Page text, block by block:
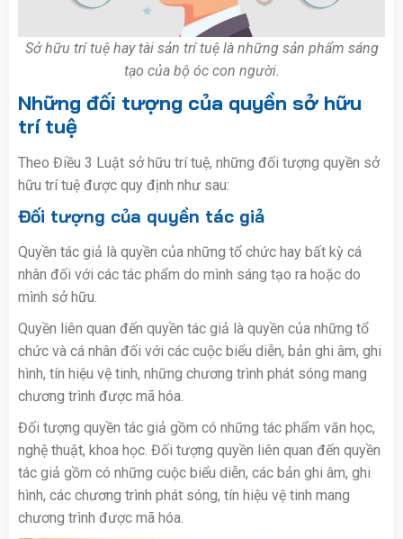
Sở hữu trí tuệ hay tài sản trí tuệ là những sản phẩm sáng
tạo của bộ óc con người.
Những đối tượng của quyền sở hữu
trí tuệ
Theo Điều 3 Luật sở hữu trí tuệ, những đối tượng quyền sở
hữu trí tuệ được quy định như sau:
Đối tượng của quyền tác giả
Quyền tác giả là quyền của những tổ chức hay bất kỳ cá
nhân đối với các tác phẩm do mình sáng tạo ra hoặc do
mình sở hữu.
Quyền liên quan đến quyền tác giả là quyền của những tổ
chức và cá nhân đối với các cuộc biểu diễn, bản ghi âm, ghi
hình, tín hiệu vệ tinh, những chương trình phát sóng mang
chương trình được mã hóa.
Đối tượng quyền tác giả gồm có những tác phẩm văn học,
nghệ thuật, khoa học. Đối tượng quyền liên quan đến quyền
tác giả gồm có những cuộc biểu diễn, các bản ghi âm, ghi
hình, các chương trình phát sóng, tín hiệu vệ tinh mang
chương trình được mã hóa.